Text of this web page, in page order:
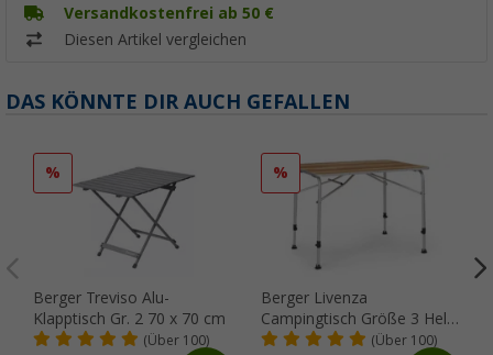
Versandkostenfrei ab 50 €
Diesen Artikel vergleichen
DAS KÖNNTE DIR AUCH GEFALLEN
%
Berger Treviso Alu-
Klapptisch Gr. 2 70 x 70 cm
(Über 100)
%
Berger Livenza
Campingtisch Größe 3 Hell
120 x 70 cm
(Über 100)